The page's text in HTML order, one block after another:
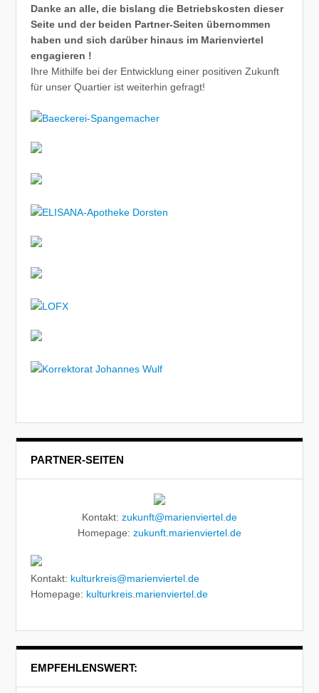
Danke an alle, die bislang die Betriebskosten dieser
Seite und der beiden Partner-Seiten übernommen
haben und sich darüber hinaus im Marienviertel
engagieren !
Ihre Mithilfe bei der Entwicklung einer positiven Zukunft
für unser Quartier ist weiterhin gefragt!
PARTNER-SEITEN
Kontakt: zukunft@marienviertel.de
Homepage: zukunft.marienviertel.de
Kontakt: kulturkreis@marienviertel.de
Homepage: kulturkreis.marienviertel.de
EMPFEHLENSWERT: